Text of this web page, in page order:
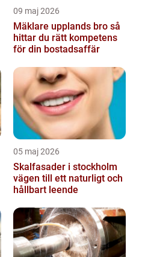
09 maj 2026
Mäklare upplands bro så
hittar du rätt kompetens
för din bostadsaffär
05 maj 2026
Skalfasader i stockholm
vägen till ett naturligt och
hållbart leende